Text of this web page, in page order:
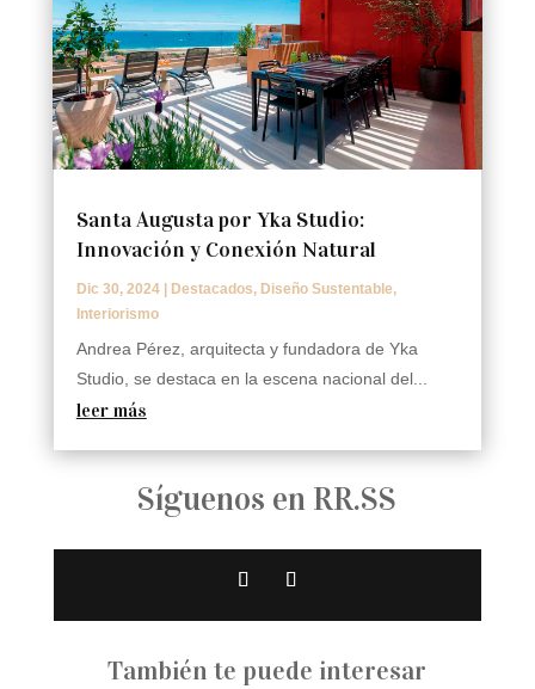
Santa Augusta por Yka Studio:
Innovación y Conexión Natural
Dic 30, 2024| Destacados, Diseño Sustentable,
Interiorismo
Andrea Pérez, arquitecta y fundadora de Yka
Studio, se destaca en la escena nacional del...
leer más
Síguenos en RR.SS
También te puede interesar